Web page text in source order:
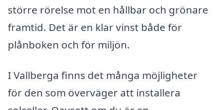
större rörelse mot en hållbar och grönare
framtid. Det är en klar vinst både för
plånboken och för miljön.
I Vallberga finns det många möjligheter
för den som överväger att installera